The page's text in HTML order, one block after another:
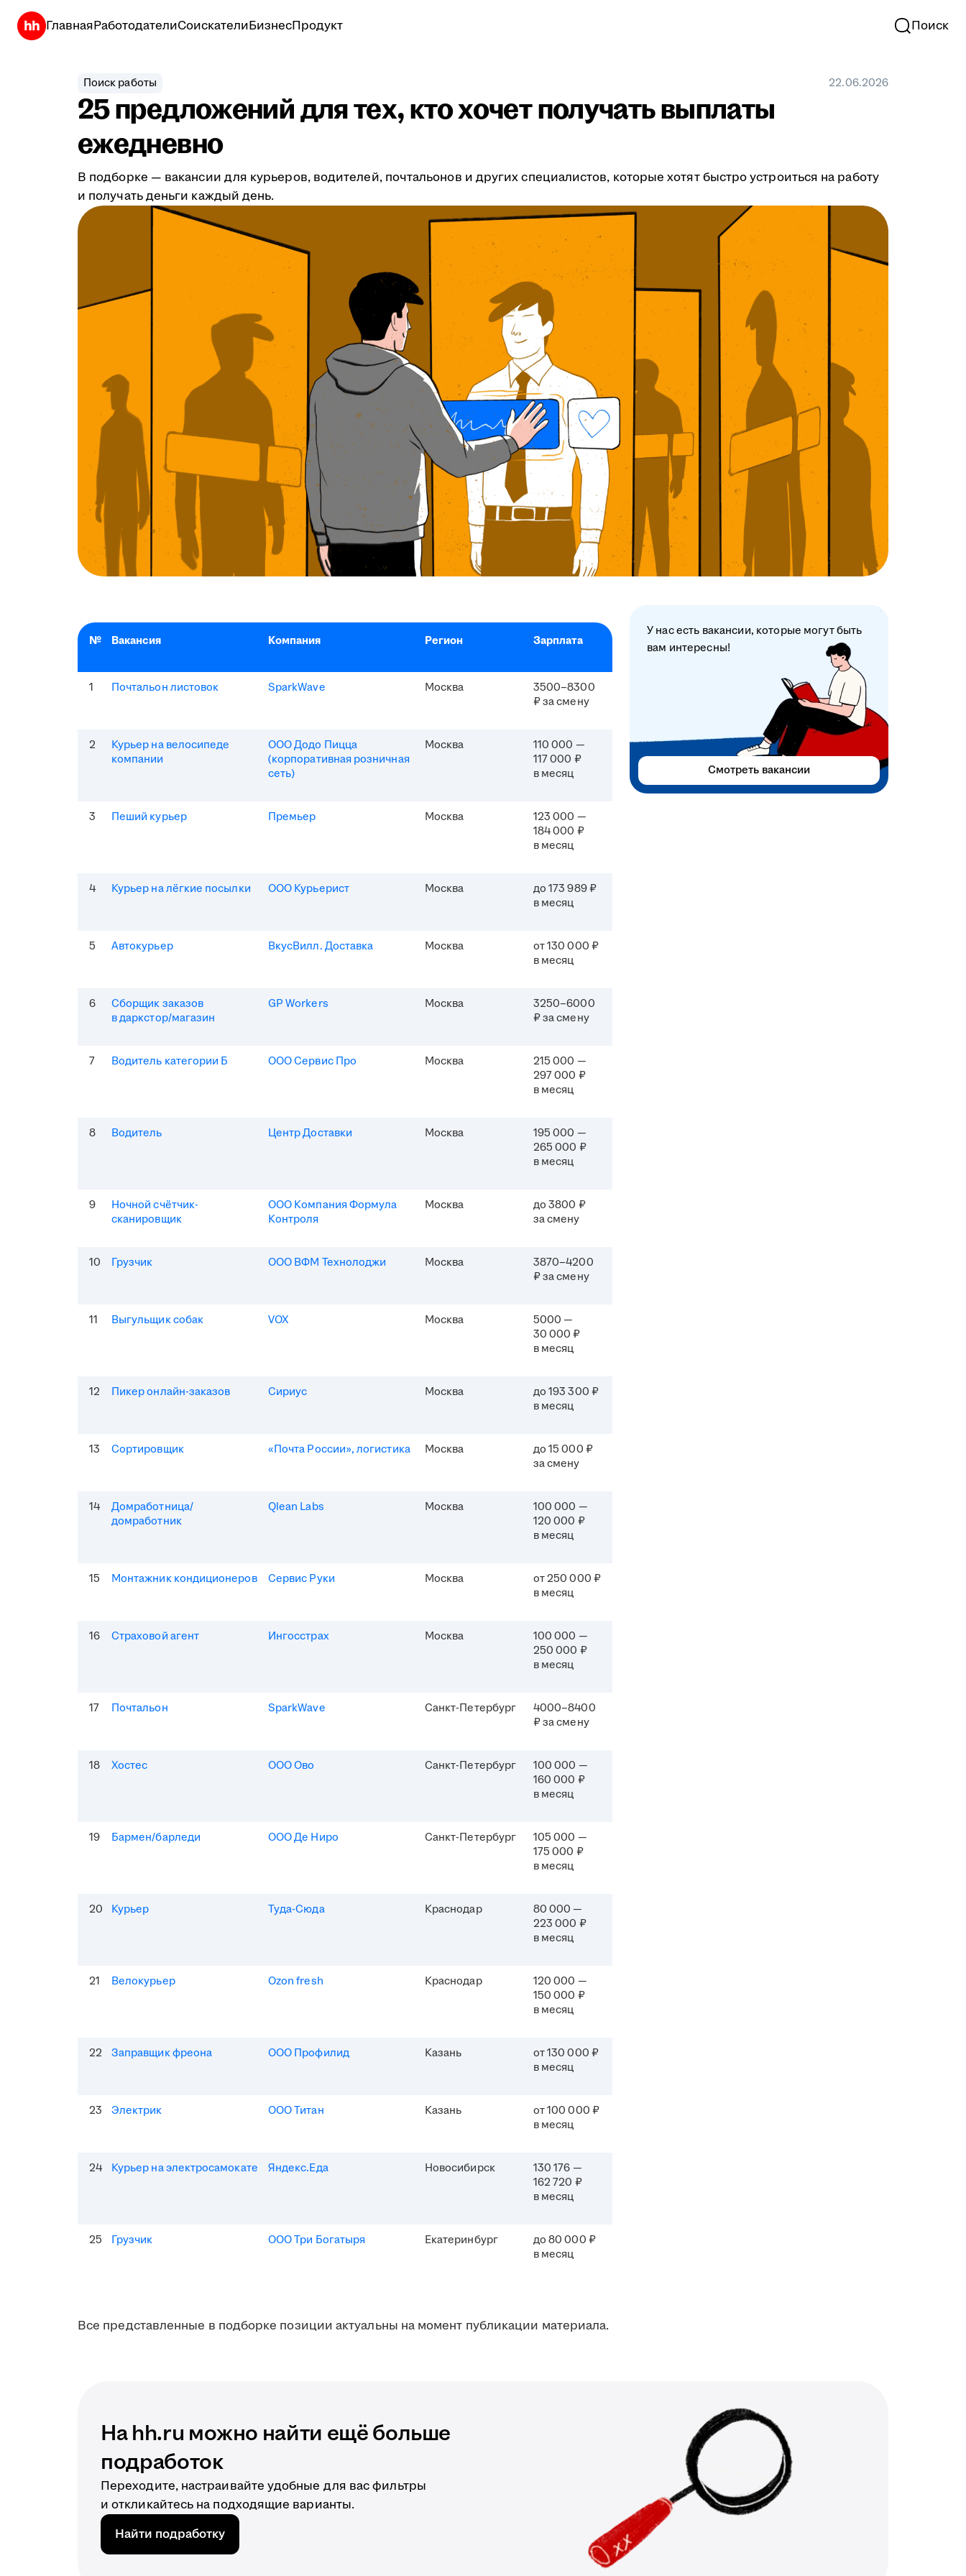
ГлавнаяРаботодателиСоискателиБизнесПродукт Поиск
Поиск работы 22.06.2026
25 предложений для тех, кто хочет получать выплаты
ежедневно
В подборке — вакансии для курьеров, водителей, почтальонов и других специалистов, которые хотят быстро устроиться на работу
и получать деньги каждый день.
№ Вакансия Компания Регион Зарплата
1 Почтальон листовок SparkWave Москва
3500–8300
₽ за смену
2
Курьер на велосипеде
компании
ООО Додо Пицца
(корпоративная розничная
сеть)
Москва
110 000 —
117 000 ₽
в месяц
3 Пеший курьер Премьер Москва
123 000 —
184 000 ₽
в месяц
4 Курьер на лёгкие посылки ООО Курьерист Москва
до 173 989 ₽
в месяц
5 Автокурьер ВкусВилл. Доставка Москва
от 130 000 ₽
в месяц
6
Сборщик заказов
в даркстор/магазин
GP Workers Москва
3250–6000
₽ за смену
7 Водитель категории Б ООО Сервис Про Москва
215 000 —
297 000 ₽
в месяц
8 Водитель Центр Доставки Москва
195 000 —
265 000 ₽
в месяц
9
Ночной счётчик-
сканировщик
ООО Компания Формула
Контроля
Москва
до 3800 ₽
за смену
10 Грузчик ООО ВФМ Технолоджи Москва
3870–4200
₽ за смену
11 Выгульщик собак VOX Москва
5000 —
30 000 ₽
в месяц
12 Пикер онлайн-заказов Сириус Москва
до 193 300 ₽
в месяц
13 Сортировщик «Почта России», логистика Москва
до 15 000 ₽
за смену
14
Домработница/
домработник
Qlean Labs Москва
100 000 —
120 000 ₽
в месяц
15 Монтажник кондиционеров Сервис Руки Москва
от 250 000 ₽
в месяц
16 Страховой агент Ингосстрах Москва
100 000 —
250 000 ₽
в месяц
17 Почтальон SparkWave Санкт-Петербург
4000–8400
₽ за смену
18 Хостес ООО Ово Санкт-Петербург
100 000 —
160 000 ₽
в месяц
19 Бармен/барледи ООО Де Ниро Санкт-Петербург
105 000 —
175 000 ₽
в месяц
20 Курьер Туда-Сюда Краснодар
80 000 —
223 000 ₽
в месяц
21 Велокурьер Ozon fresh Краснодар
120 000 —
150 000 ₽
в месяц
22 Заправщик фреона ООО Профилид Казань
от 130 000 ₽
в месяц
23 Электрик ООО Титан Казань
от 100 000 ₽
в месяц
24 Курьер на электросамокате Яндекс.Еда Новосибирск
130 176 —
162 720 ₽
в месяц
25 Грузчик ООО Три Богатыря Екатеринбург
до 80 000 ₽
в месяц
Все представленные в подборке позиции актуальны на момент публикации материала.
У нас есть вакансии, которые могут быть
вам интересны!
Смотреть вакансии
На hh.ru можно найти ещё больше
подработок
Переходите, настраивайте удобные для вас фильтры
и откликайтесь на подходящие варианты.
Найти подработку